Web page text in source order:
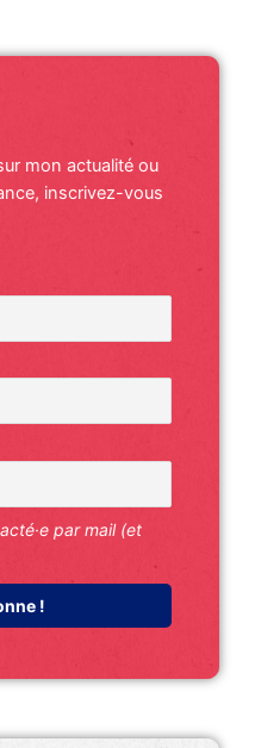
mon actualité ou
inscrivez-vous
par mail (et